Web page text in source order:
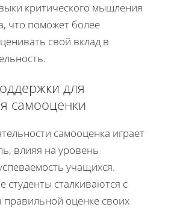
критического мышления
что поможет более
свой вклад в
для
самооценки
самооценка играет
влияя на уровень
учащихся.
студенты сталкиваются с
оценке своих